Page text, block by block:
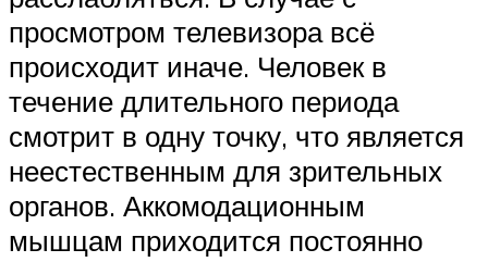
просмотром телевизора всё
происходит иначе. Человек в
течение длительного периода
смотрит в одну точку, что является
неестественным для зрительных
органов. Аккомодационным
мышцам приходится постоянно